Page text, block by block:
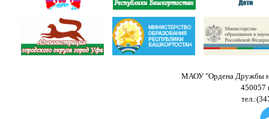
МАОУ "Ордена Дружбы
450057